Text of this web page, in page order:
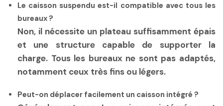
Le caisson suspendu est-il compatible avec tous les
bureaux ?
Non, il nécessite un plateau suffisamment épais
et une structure capable de supporter la
charge. Tous les bureaux ne sont pas adaptés,
notamment ceux très fins ou légers.
Peut-on déplacer facilement un caisson intégré ?